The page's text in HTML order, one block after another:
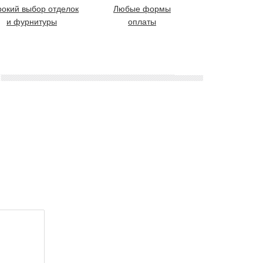
выбор отделок
и фурнитуры
Любые формы
оплаты